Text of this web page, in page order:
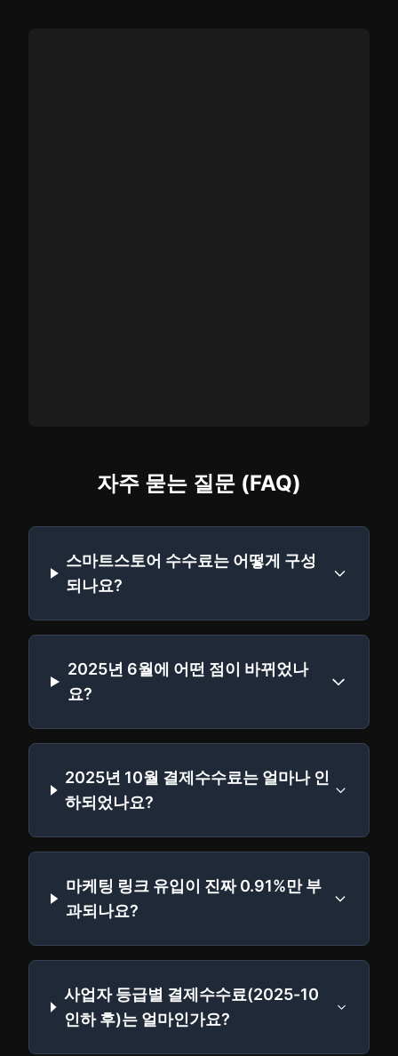
자주 묻는 질문 (FAQ)
스마트스토어 수수료는 어떻게 구성
되나요?
2025년 6월에 어떤 점이 바뀌었나
요?
2025년 10월 결제수수료는 얼마나 인
하되었나요?
마케팅 링크 유입이 진짜 0.91%만 부
과되나요?
사업자 등급별 결제수수료(2025-10
인하 후)는 얼마인가요?